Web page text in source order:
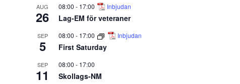
AUG
26
08:00 - 17:00 Inbjudan
Lag-EM för veteraner
SEP
5
08:00 - 17:00 Inbjudan
First Saturday
SEP
11
08:00 - 17:00
Skollags-NM